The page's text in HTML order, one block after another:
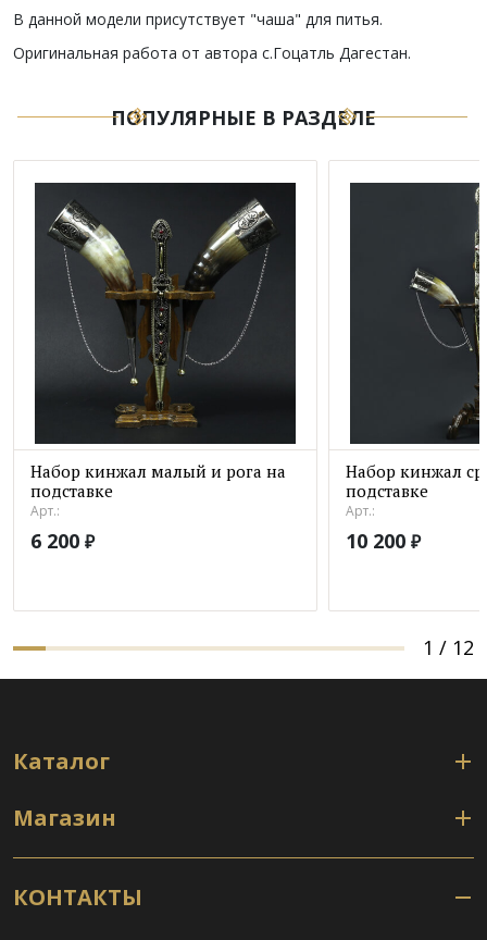
В данной модели присутствует "чаша" для питья.
Оригинальная работа от автора с.Гоцатль Дагестан.
ПОПУЛЯРНЫЕ В РАЗДЕЛЕ
Набор кинжал малый и рога на
подставке
Арт.:
6 200 ₽
Набор кинжал
подставке
Арт.:
10 200 ₽
1 / 12
Каталог
Магазин
КОНТАКТЫ